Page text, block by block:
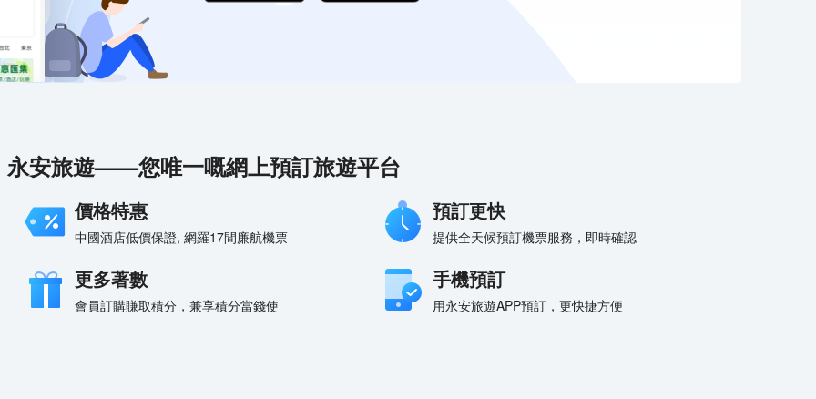
永安旅遊——您唯一嘅網上預訂旅遊平台
價格特惠
中國酒店低價保證, 網羅17間廉航機票
預訂更快
提供全天候預訂機票服務，即時確認
更多著數
會員訂購賺取積分，兼享積分當錢使
手機預訂
用永安旅遊APP預訂，更快捷方便